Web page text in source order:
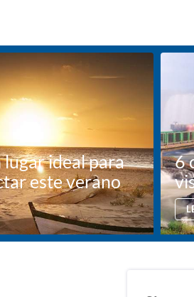
lugar ideal para
este verano
6